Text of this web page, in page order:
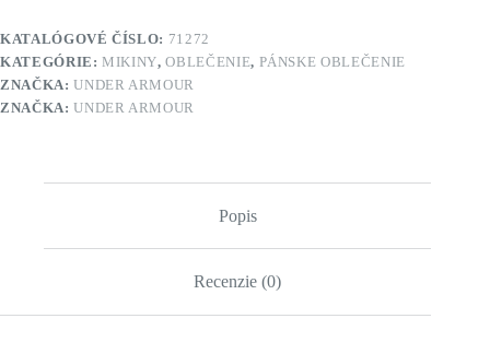
KATALÓGOVÉ ČÍSLO: 71272
KATEGÓRIE:MIKINY,OBLEČENIE, PÁNSKE OBLEČENIE
ZNAČKA:UNDER ARMOUR
ZNAČKA:UNDER ARMOUR
Popis
Recenzie (0)